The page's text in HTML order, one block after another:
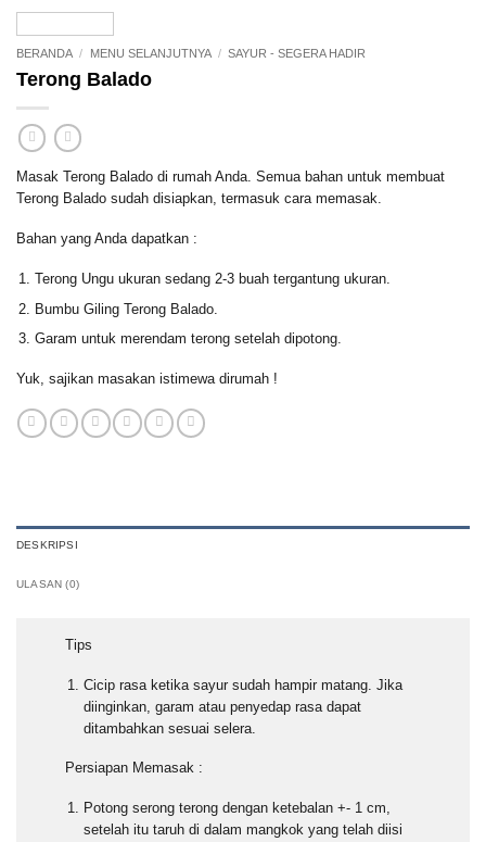
BERANDA / MENU SELANJUTNYA / SAYUR - SEGERA HADIR
Terong Balado
Masak Terong Balado di rumah Anda. Semua bahan untuk membuat
Terong Balado sudah disiapkan, termasuk cara memasak.
Bahan yang Anda dapatkan :
Terong Ungu ukuran sedang 2-3 buah tergantung ukuran.
Bumbu Giling Terong Balado.
Garam untuk merendam terong setelah dipotong.
Yuk, sajikan masakan istimewa dirumah !
DESKRIPSI
ULASAN (0)
Tips
Cicip rasa ketika sayur sudah hampir matang. Jika
diinginkan, garam atau penyedap rasa dapat
ditambahkan sesuai selera.
Persiapan Memasak :
Potong serong terong dengan ketebalan +- 1 cm,
setelah itu taruh di dalam mangkok yang telah diisi